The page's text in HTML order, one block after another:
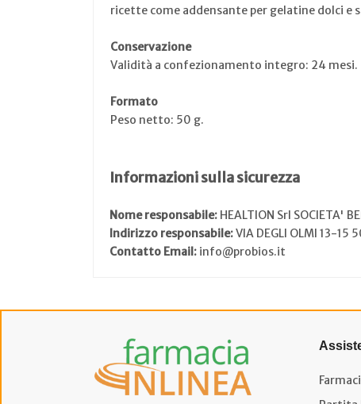
ricette come addensante per gelatine dolci e
Conservazione
Validità a confezionamento integro: 24 mesi.
Formato
Peso netto: 50 g.
Informazioni sulla sicurezza
Nome responsabile: HEALTION Srl SOCIETA'
Indirizzo responsabile:VIA DEGLI OLMI 13-15
Contatto Email: info@probios.it